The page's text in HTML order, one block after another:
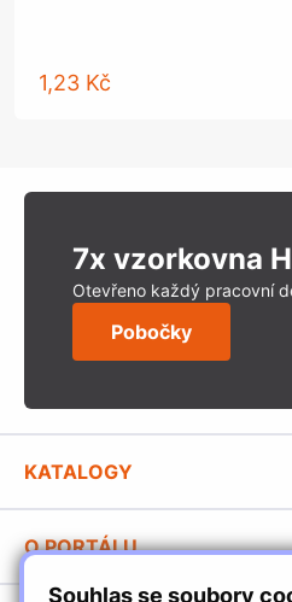
Souhlas se soubory
1,23 Kč
7x vzorkovna
Otevřeno každý pracovní
Pobočky
KATALOGY
Stavební katalog Häfele
O PORTÁLU